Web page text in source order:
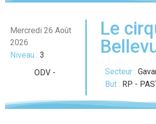
Mercredi 26 Août
2026
Niveau : 3
ODV -
Le
Secteur :
But : RP -